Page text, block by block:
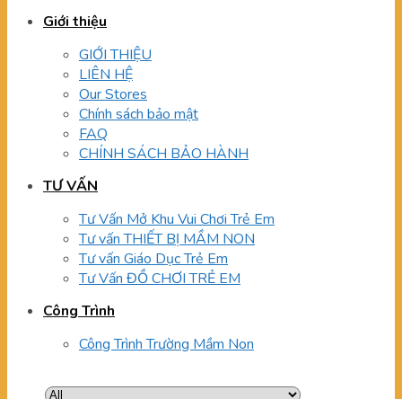
Giới thiệu
GIỚI THIỆU
LIÊN HỆ
Our Stores
Chính sách bảo mật
FAQ
CHÍNH SÁCH BẢO HÀNH
TƯ VẤN
Tư Vấn Mở Khu Vui Chơi Trẻ Em
Tư vấn THIẾT BỊ MẦM NON
Tư vấn Giáo Dục Trẻ Em
Tư Vấn ĐỒ CHƠI TRẺ EM
Công Trình
Công Trình Trường Mầm Non